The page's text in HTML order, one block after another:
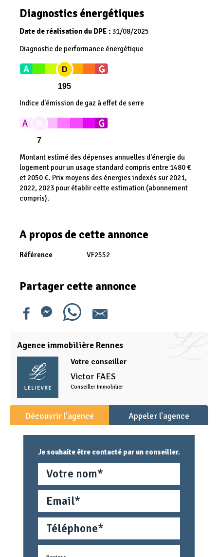
Diagnostics énergétiques
Date de réalisation du DPE : 31/08/2025
Diagnostic de performance énergétique
D
195
Indice d'émission de gaz à effet de serre
7
Montant estimé des dépenses annuelles d'énergie du
logement pour un usage standard compris entre 1480 €
et 2050 €. Prix moyens des énergies indexés sur 2021,
2022, 2023 pour établir cette estimation (abonnement
compris).
A propos de cette annonce
Référence VF2552
Partager cette annonce
Agence immobilière Rennes
Votre conseiller
Victor FAES
Conseiller Immobilier
Découvrir l'agence Appeler l'agence
Je souhaite être contacté par un conseiller.
Téléphone
Métier
concerné